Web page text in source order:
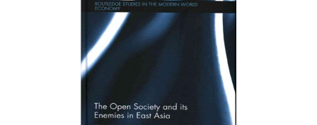
登輝時代
數學女孩：黎曼猜想
偉大的迷走神經